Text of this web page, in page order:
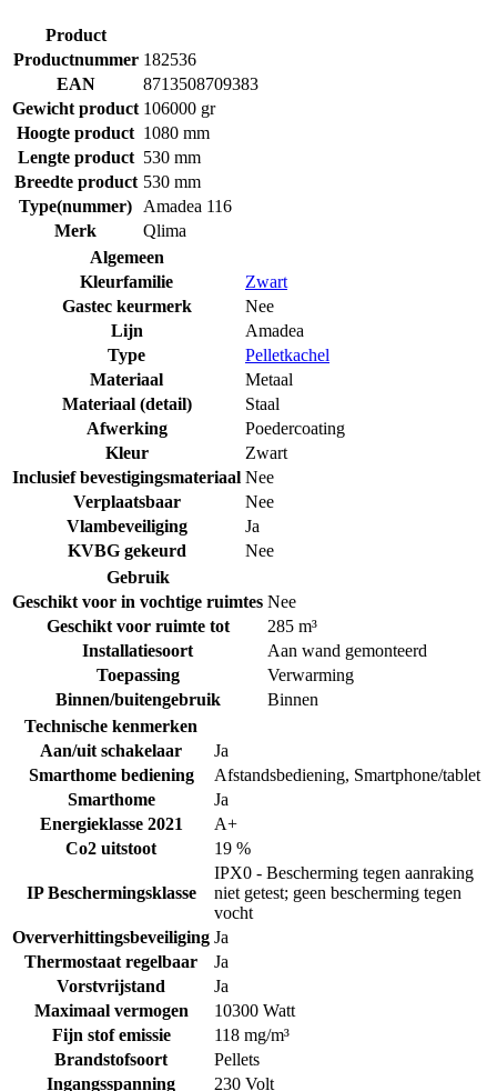
Product
Productnummer 182536
EAN
8713508709383
Gewicht product 106000 gr
Hoogte product 1080 mm
Lengte product 530 mm
Breedte product 530 mm
Type(nummer)
Amadea 116
Merk
Qlima
Algemeen
Kleurfamilie
Zwart
Gastec keurmerk
Nee
Lijn
Amadea
Type
Pelletkachel
Materiaal
Metaal
Materiaal (detail)
Staal
Afwerking
Poedercoating
Kleur
Zwart
Inclusief bevestigingsmateriaal Nee
Verplaatsbaar
Nee
Vlambeveiliging
Ja
KVBG gekeurd
Nee
Gebruik
Geschikt voor in vochtige ruimtes Nee
Geschikt voor ruimte tot
285 m³
Installatiesoort
Aan wand gemonteerd
Toepassing
Verwarming
Binnen/buitengebruik
Binnen
Technische kenmerken
Aan/uit schakelaar
Ja
Smarthome bediening
Afstandsbediening, Smartphone/tablet
Smarthome
Ja
Energieklasse 2021
A+
Co2 uitstoot
19 %
IP Beschermingsklasse
IPX0 - Bescherming tegen aanraking
niet getest; geen bescherming tegen
vocht
Oververhittingsbeveiliging Ja
Thermostaat regelbaar
Ja
Vorstvrijstand
Ja
Maximaal vermogen
10300 Watt
Fijn stof emissie
118 mg/m³
Brandstofsoort
Pellets
Ingangsspanning
230 Volt